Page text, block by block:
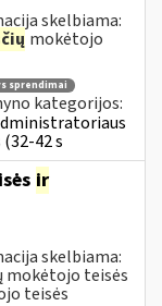
skelbiama:
mokėtojo
sprendimai
kategorijos:
42 s
ir
skelbiama:
mokėtojo teisės
teisės